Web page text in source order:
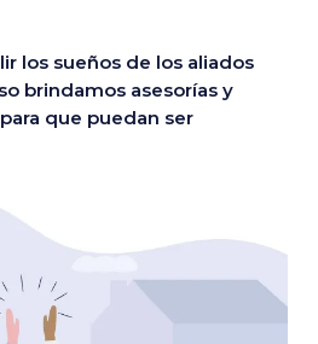
los sueños de los aliados
brindamos asesorías y
que puedan ser